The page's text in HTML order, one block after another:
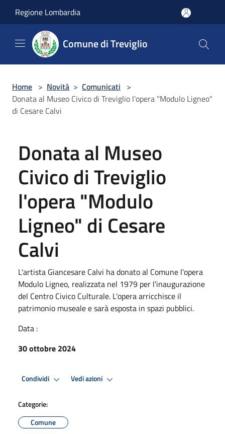
Regione Lombardia
Comune di Treviglio
Home > Novità > Comunicati >
Donata al Museo Civico di Treviglio l'opera "Modulo Ligneo"
di Cesare Calvi
Donata al Museo
Civico di Treviglio
l'opera "Modulo
Ligneo" di Cesare
Calvi
L'artista Giancesare Calvi ha donato al Comune l'opera
Modulo Ligneo, realizzata nel 1979 per l'inaugurazione
del Centro Civico Culturale. L'opera arricchisce il
patrimonio museale e sarà esposta in spazi pubblici.
Data :
30 ottobre 2024
Condividi Vedi azioni
Categorie:
Comune